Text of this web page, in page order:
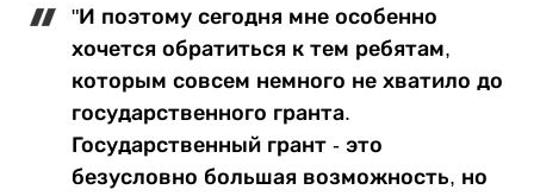
"И поэтому сегодня мне особенно
хочется обратиться к тем ребятам,
которым совсем немного не хватило до
государственного гранта.
Государственный грант - это
безусловно большая возможность, но